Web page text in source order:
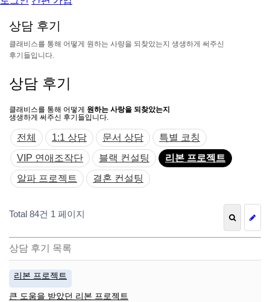
상담 후기
클래 비 스를 통해 어 떻게 원하는 사랑을 되 찾았는지 생생하게 써 주신
후기 들입 니 다.
상담 후기
클래비스를 통해 어떻게 원하는 사랑을 되찾았는지
생생하게 써주신 후기들입니다.
전체 1:1 상담 문서 상담
특별 코칭
VIP 연애조작단
블랙 컨설팅
리본 프로젝트
알파 프로젝트
결혼 컨설팅
Total 84건 1 페이지
상담 후기 목록
리본 프로젝트
큰 도움을 받았던 리본 프로젝트